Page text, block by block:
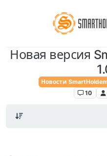
Новая версия
Новости
10